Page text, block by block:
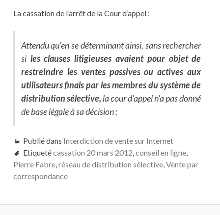
La cassation de l’arrêt de la Cour d’appel :
Attendu qu’en se déterminant ainsi, sans rechercher
si les clauses litigieuses avaient pour objet de
restreindre les ventes passives ou actives aux
utilisateurs finals par les membres du système de
distribution sélective, la cour d’appel n’a pas donné
de base légale à sa décision ;
Publié dans Interdiction de vente sur Internet
Etiquetécassation 20 mars 2012,conseil en ligne,
Pierre Fabre,réseau de distribution sélective,Vente par
correspondance